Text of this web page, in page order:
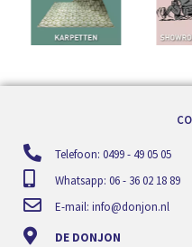
Telefoon: 0499 - 49 05 05
Whatsapp: 06 - 36 02 18 89
E-mail: info@donjon.nl
DE DONJON